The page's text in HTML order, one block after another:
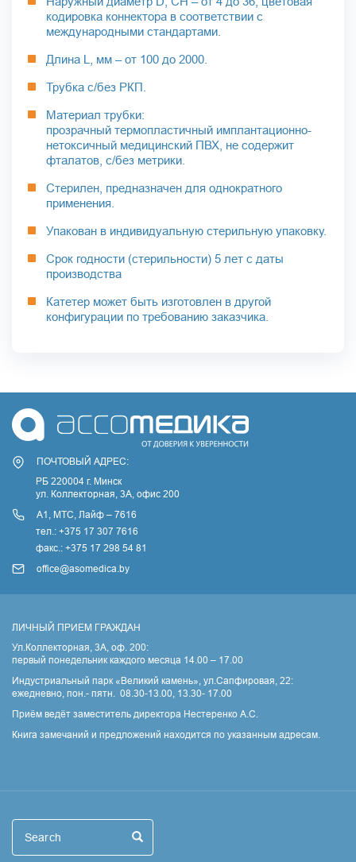
кодировка коннектора в соответствии с
международными стандартами.
Длина L, мм – от 100 до 2000.
Трубка с/без РКП.
Материал трубки:
прозрачный термопластичный имплантационно-
нетоксичный медицинский ПВХ, не содержит
фталатов, с/без метрики.
Стерилен, предназначен для однократного
применения.
Упакован в индивидуальную стерильную упаковку.
Срок годности (стерильности) 5 лет с даты
производства
Катетер может быть изготовлен в другой
конфигурации по требованию заказчика.
ПОЧТОВЫЙ АДРЕС:
РБ 220004 г. Минск
ул. Коллекторная, 3A, офис 200
А1, МТС, Лайф – 7616
тел.: +375 17 307 7616
факс.: +375 17 298 54 81
office@asomedica.by
ЛИЧНЫЙ ПРИЕМ ГРАЖДАН
Ул.Коллекторная, 3А, оф. 200:
первый понедельник каждого месяца 14.00 – 17.00
Индустриальный парк «Великий камень», ул.Сапфировая, 22:
ежедневно, пон.- пятн. 08.30-13.00, 13.30- 17.00
Приём ведёт заместитель директора Нестеренко А.С.
Книга замечаний и предложений находится по указанным адресам.
Поиск Search
Search